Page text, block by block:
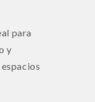
para
y